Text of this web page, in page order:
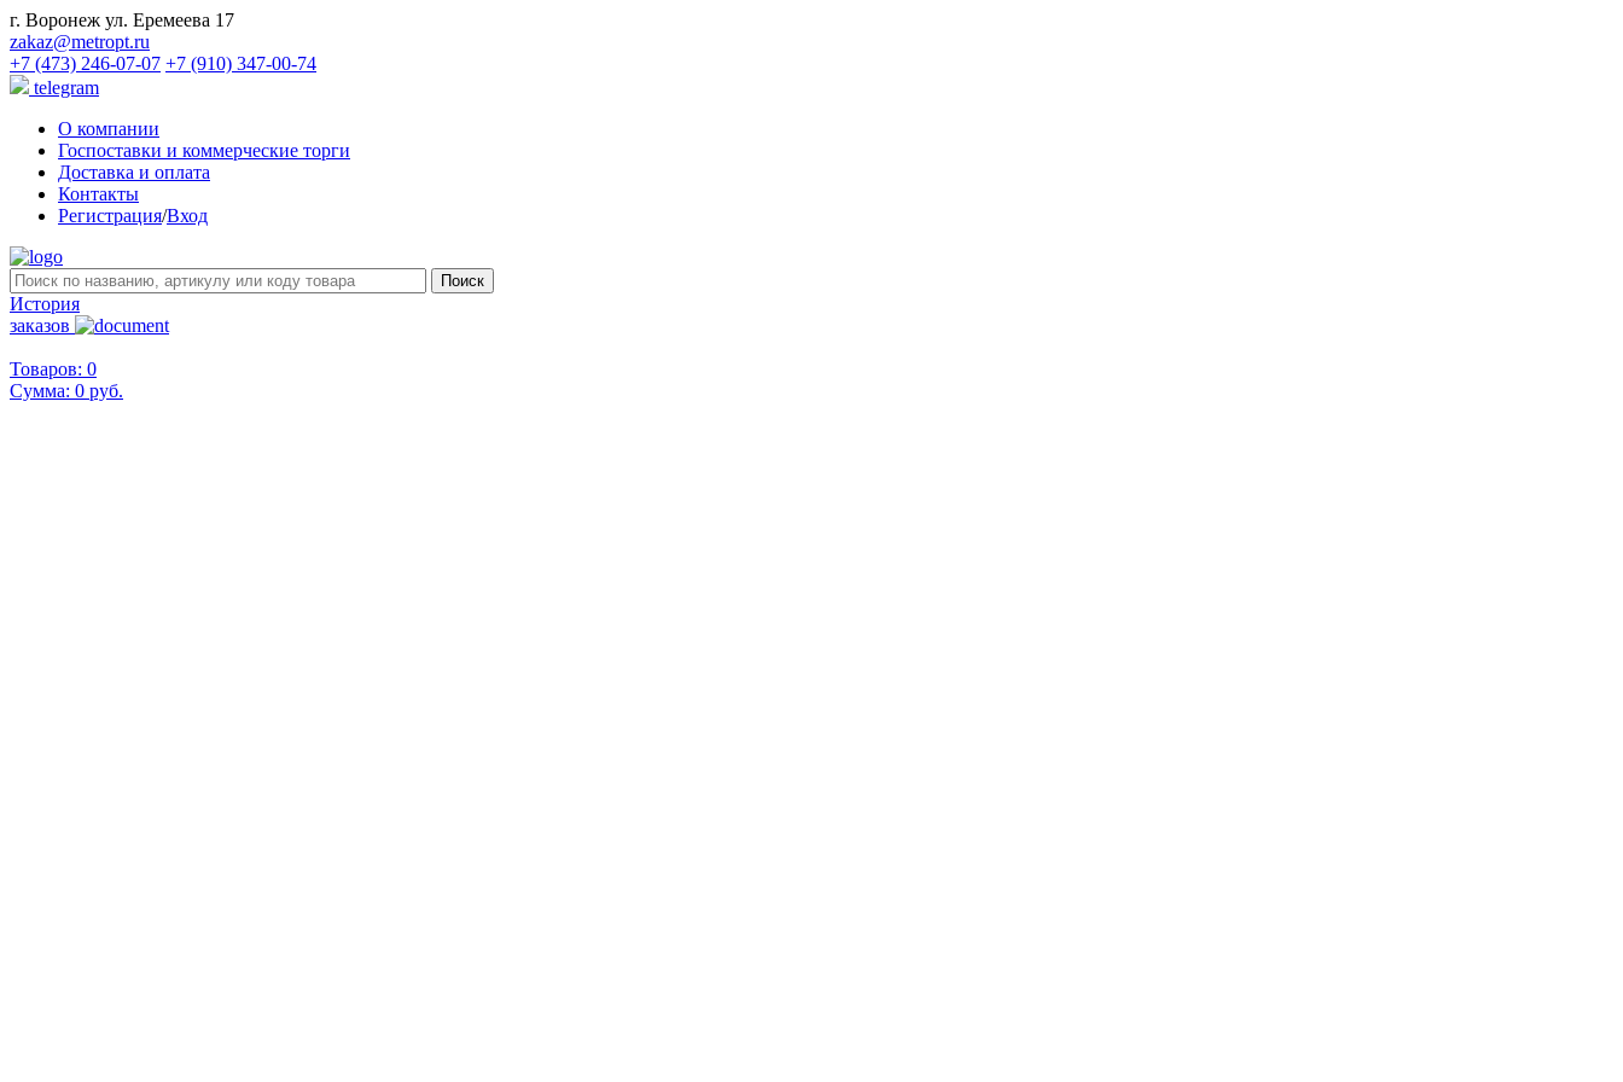
г. Воронеж ул. Еремеева 17
zakaz@metropt.ru
+7 (473) 246-07-07 +7 (910) 347-00-74
telegram
О компании
Госпоставки и коммерческие торги
Доставка и оплата
Контакты
Регистрация/Вход
История
заказов
Товаров: 0
Сумма: 0 руб.